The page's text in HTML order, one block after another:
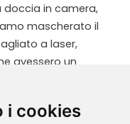
i cookies
in camera,
mascherato il
a laser,
avessero un
giorno d'oggi
del disagio
sue opere che ci